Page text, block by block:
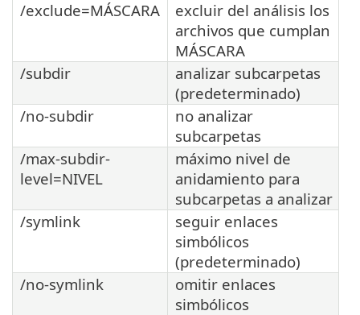
/exclude=MÁSCARA
excluir del análisis los
archivos que cumplan
MÁSCARA
/subdir
analizar subcarpetas
(predeterminado)
/no-subdir
no analizar
subcarpetas
/max-subdir-
level=NIVEL
máximo nivel de
anidamiento para
subcarpetas a analizar
/symlink
seguir enlaces
simbólicos
(predeterminado)
/no-symlink
omitir enlaces
simbólicos